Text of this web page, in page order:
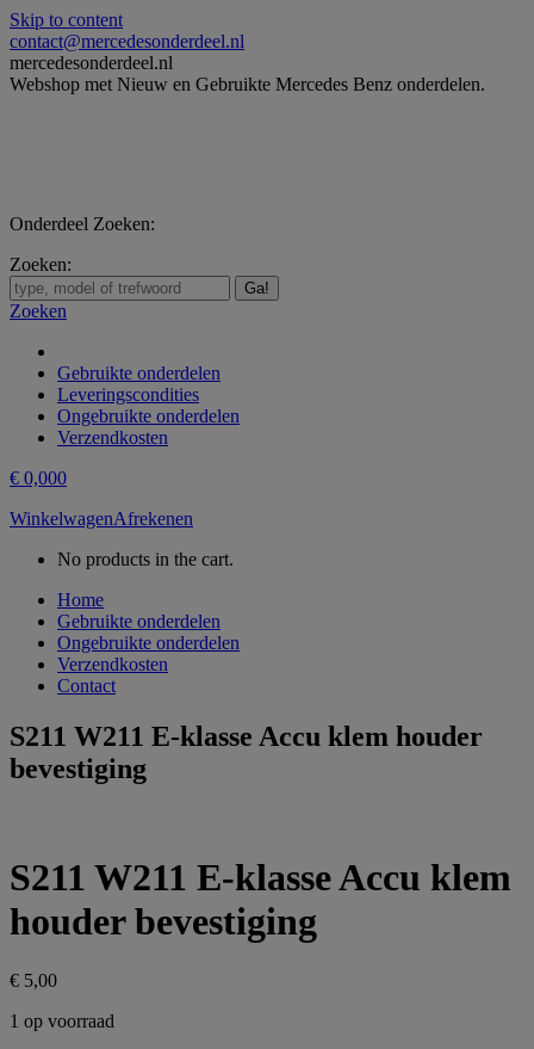
Skip to content
contact@mercedesonderdeel.nl
mercedesonderdeel.nl
Webshop met Nieuw en Gebruikte Mercedes Benz onderdelen.
Onderdeel Zoeken:
Zoeken:
Zoeken
Gebruikte onderdelen
Leveringscondities
Ongebruikte onderdelen
Verzendkosten
€ 0,000
WinkelwagenAfrekenen
No products in the cart.
Home
Gebruikte onderdelen
Ongebruikte onderdelen
Verzendkosten
Contact
S211 W211 E-klasse Accu klem houder
bevestiging
S211 W211 E-klasse Accu klem
houder bevestiging
€ 5,00
1 op voorraad